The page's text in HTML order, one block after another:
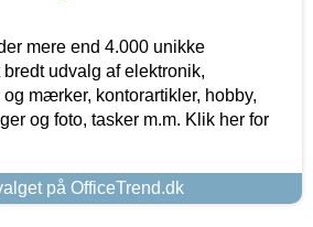
mere end 4.000 unikke
udvalg af elektronik,
mærker, kontorartikler, hobby,
og foto, tasker m.m. Klik her for
på OfficeTrend.dk